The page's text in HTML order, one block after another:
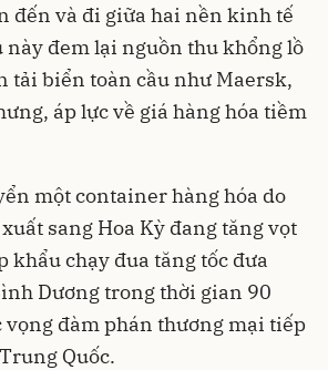
đến và đi giữa hai nền kinh tế
đem lại nguồn thu khổng lồ
tải biển toàn cầu như Maersk,
áp lực về giá hàng hóa tiềm
một container hàng hóa do
sang Hoa Kỳ đang tăng vọt
khẩu chạy đua tăng tốc đưa
Dương trong thời gian 90
vọng đàm phán thương mại tiếp
Quốc.